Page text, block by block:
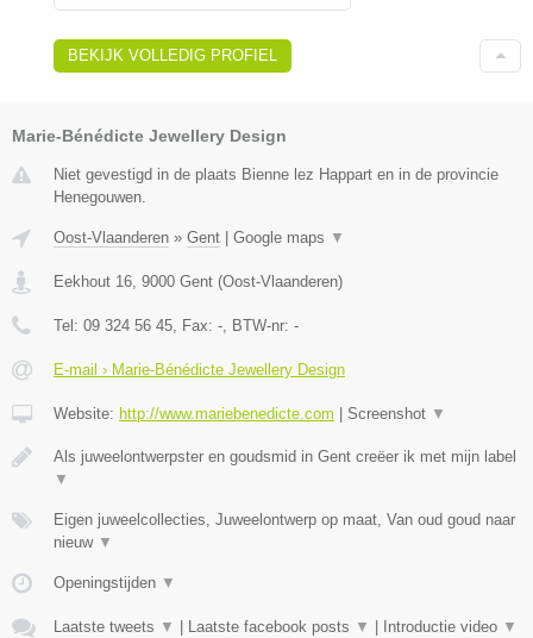
BEKIJK VOLLEDIG PROFIEL
Marie-Bénédicte Jewellery Design
Niet gevestigd in de plaats Bienne lez Happart en in de provincie
Henegouwen.
Oost-Vlaanderen » Gent Google maps ▼
Eekhout 16, 9000 Gent (Oost-Vlaanderen)
Tel: 09 324 56 45, Fax: -, BTW-nr: -
E-mail › Marie-Bénédicte Jewellery Design
Website: http://www.mariebenedicte.com Screenshot ▼
Als juweelontwerpster en goudsmid in Gent creëer ik met mijn label
▼
Eigen juweelcollecties, Juweelontwerp op maat, Van oud goud naar
nieuw ▼
Openingstijden ▼
Laatste tweets ▼ Laatste facebook posts ▼ Introductie video ▼